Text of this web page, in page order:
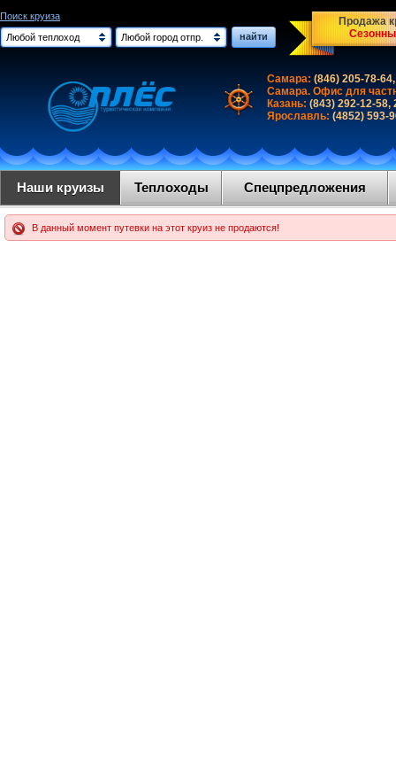
Поиск круиза
Любой теплоход
Любой город отпр. найти
Продажа
Самара: (846) 205-78-
Самара. Офис для
Казань: (843) 292-12-58,
Ярославль: (4852) 593-
Наши круизы Теплоходы Спецпредложения
В данный момент путевки на этот круиз не продаются!